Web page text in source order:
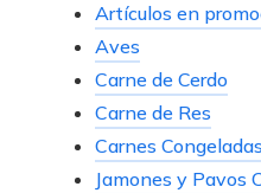
Artículos en
Aves
Carne de Cerdo
Carne de Res
Carnes Congeladas
Jamones y Pavos